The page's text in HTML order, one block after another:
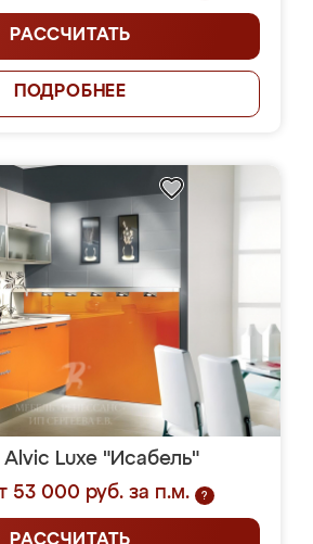
РАССЧИТАТЬ
ПОДРОБНЕЕ
Alvic Luxe "Исабель"
53 000 руб. за п.м.
?